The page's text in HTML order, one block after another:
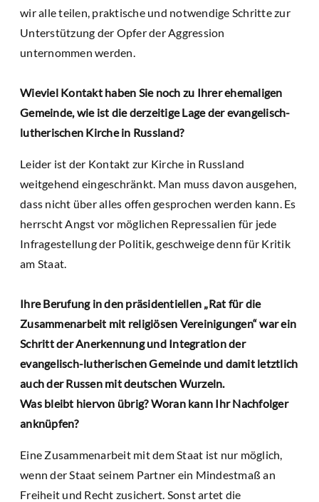
wir alle teilen, praktische und notwendige Schritte zur
Unterstützung der Opfer der Aggression
unternommen werden.
Wieviel Kontakt haben Sie noch zu Ihrer ehemaligen
Gemeinde, wie ist die derzeitige Lage der evangelisch-
lutherischen Kirche in Russland?
Leider ist der Kontakt zur Kirche in Russland
weitgehend eingeschränkt. Man muss davon ausgehen,
dass nicht über alles offen gesprochen werden kann. Es
herrscht Angst vor möglichen Repressalien für jede
Infragestellung der Politik, geschweige denn für Kritik
am Staat.
Ihre Berufung in den präsidentiellen „Rat für die
Zusammenarbeit mit religiösen Vereinigungen“ war ein
Schritt der Anerkennung und Integration der
evangelisch-lutherischen Gemeinde und damit letztlich
auch der Russen mit deutschen Wurzeln.
Was bleibt hiervon übrig? Woran kann Ihr Nachfolger
anknüpfen?
Eine Zusammenarbeit mit dem Staat ist nur möglich,
wenn der Staat seinem Partner ein Mindestmaß an
Freiheit und Recht zusichert. Sonst artet die